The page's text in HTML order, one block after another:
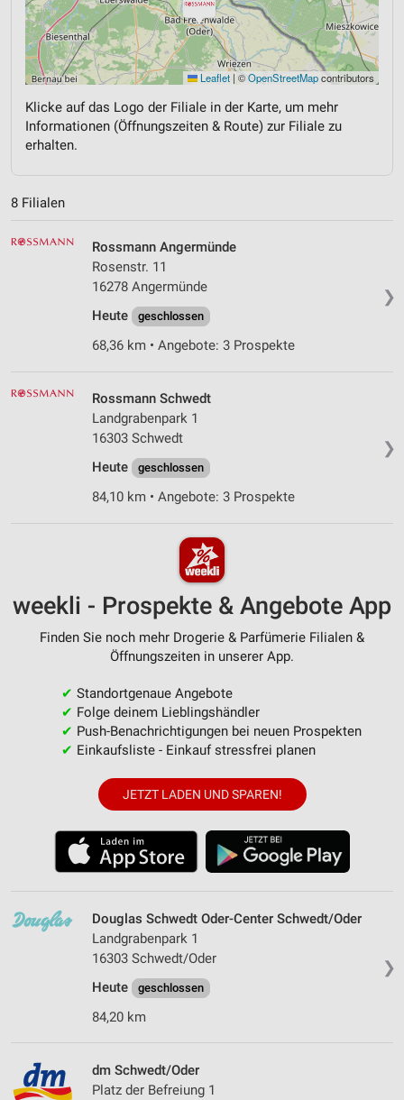
Leaflet | ©OpenStreetMapcontributors
Klicke auf das Logo der Filiale in der Karte, um mehr
Informationen (Öffnungszeiten & Route) zur Filiale zu
erhalten.
8 Filialen
❯
Rossmann Angermünde
Rosenstr. 11
16278 Angermünde
Heute
geschlossen
68,36 km • Angebote: 3 Prospekte
❯
Rossmann Schwedt
Landgrabenpark 1
16303 Schwedt
Heute
geschlossen
84,10 km • Angebote: 3 Prospekte
weekli - Prospekte & Angebote App
Finden Sie noch mehr Drogerie & Parfümerie Filialen &
Öffnungszeiten in unserer App.
✔ Standortgenaue Angebote
✔ Folge deinem Lieblingshändler
✔ Push-Benachrichtigungen bei neuen Prospekten
✔ Einkaufsliste - Einkauf stressfrei planen
JETZT LADEN UND SPAREN!
❯
Douglas Schwedt Oder-Center Schwedt/Oder
Landgrabenpark 1
16303 Schwedt/Oder
Heute
geschlossen
84,20 km
dm Schwedt/Oder
Platz der Befreiung 1